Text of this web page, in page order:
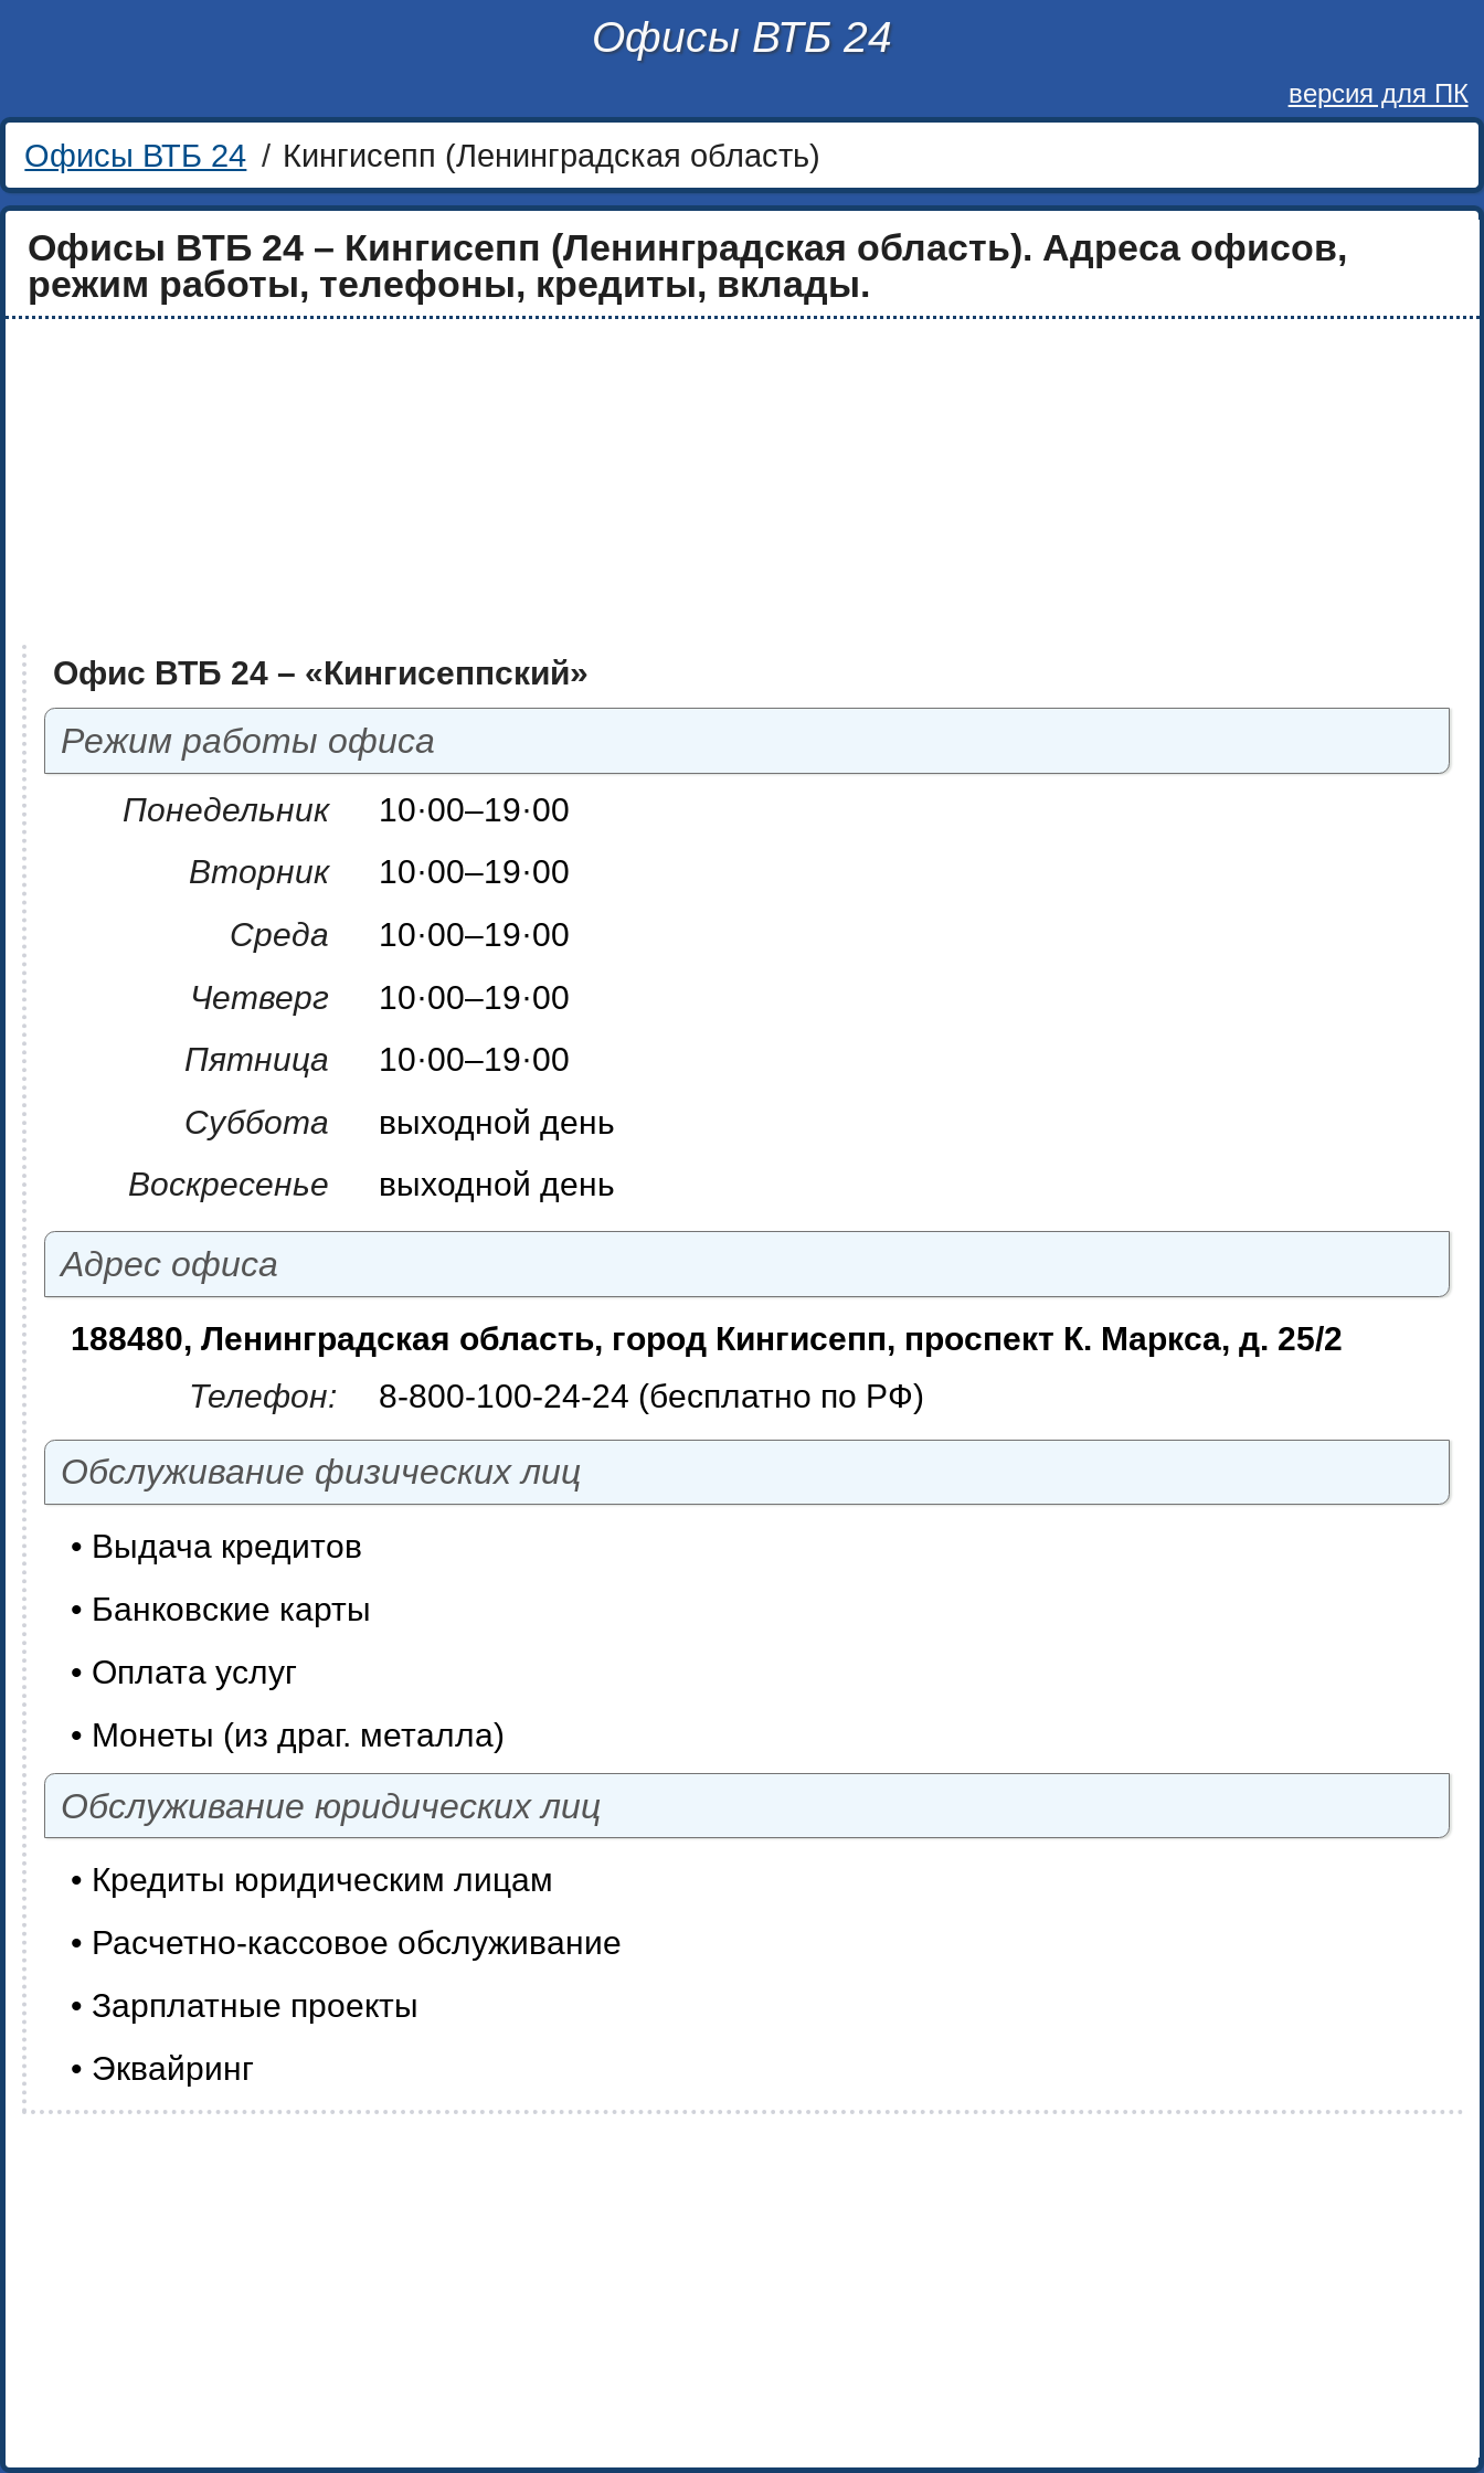
Офисы ВТБ 24
версия для ПК
Офисы ВТБ 24 / Кингисепп (Ленинградская область)
Офисы ВТБ 24 – Кингисепп (Ленинградская область). Адреса офисов,
режим работы, телефоны, кредиты, вклады.
Офис ВТБ 24 – «Кингисеппский»
Режим работы офиса
Понедельник
10·00–19·00
Вторник
10·00–19·00
Среда
10·00–19·00
Четверг
10·00–19·00
Пятница
10·00–19·00
Суббота
выходной день
Воскресенье
выходной день
Адрес офиса
188480, Ленинградская область, город Кингисепп, проспект К. Маркса, д. 25/2
Телефон:
8-800-100-24-24 (бесплатно по РФ)
Обслуживание физических лиц
• Выдача кредитов
• Банковские карты
• Оплата услуг
• Монеты (из драг. металла)
Обслуживание юридических лиц
• Кредиты юридическим лицам
• Расчетно-кассовое обслуживание
• Зарплатные проекты
• Эквайринг